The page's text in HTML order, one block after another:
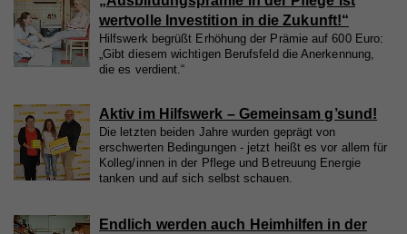
wertvolle Investition in die Zukunft!“
Hilfswerk begrüßt Erhöhung der Prämie auf 600 Euro:
„Gibt diesem wichtigen Berufsfeld die Anerkennung,
die es verdient.“
Aktiv im Hilfswerk – Gemeinsam g’sund!
Die letzten beiden Jahre wurden geprägt von
erschwerten Bedingungen - jetzt heißt es vor allem für
Kolleg/innen in der Pflege und Betreuung Energie
tanken und auf sich selbst schauen.
Endlich werden auch Heimhilfen in der